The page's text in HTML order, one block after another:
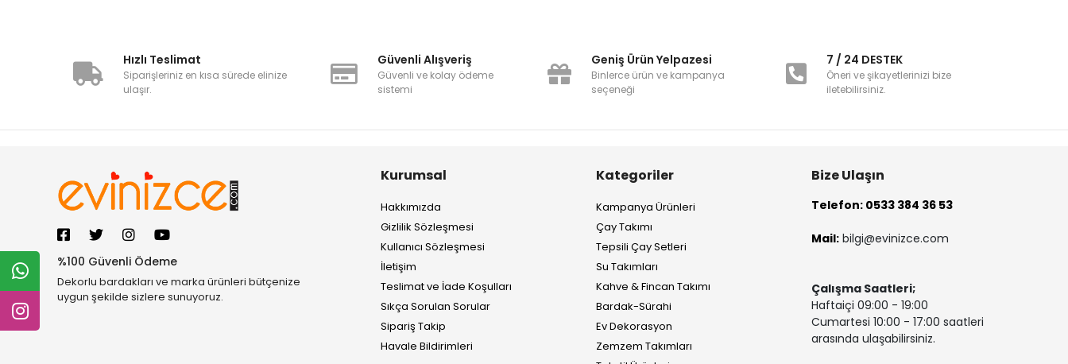
Hızlı Teslimat
Siparişleriniz en kısa sürede elinize
ulaşır.
Güvenli Alışveriş
Güvenli ve kolay ödeme
sistemi
Geniş Ürün Yelpazesi
Binlerce ürün ve kampanya
seçeneği
7 / 24 DESTEK
Öneri ve şikayetlerinizi bize
iletebilirsiniz.
%100 Güvenli Ödeme
Dekorlu bardakları ve marka ürünleri bütçenize
uygun şekilde sizlere sunuyoruz.
Kurumsal
Hakkımızda
Gizlilik Sözleşmesi
Kullanıcı Sözleşmesi
İletişim
Teslimat ve İade Koşulları
Sıkça Sorulan Sorular
Sipariş Takip
Havale Bildirimleri
Kategoriler
Kampanya Ürünleri
Çay Takımı
Tepsili Çay Setleri
Su Takımları
Kahve & Fincan Takımı
Bardak-Sürahi
Ev Dekorasyon
Zemzem Takımları
Bize Ulaşın
Telefon: 0533 384 36 53
Mail: bilgi@evinizce.com
Çalışma Saatleri;
Haftaiçi 09:00 - 19:00
Cumartesi 10:00 - 17:00 saatleri
arasında ulaşabilirsiniz.